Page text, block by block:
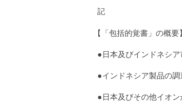
記
【「包括的覚書」の概要
●日本及びインドネシ
●インドネシア製品の調
●日本及びその他イオ